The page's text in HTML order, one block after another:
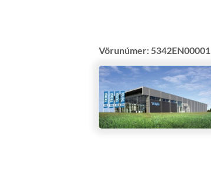
Vörunúmer:5342EN00001